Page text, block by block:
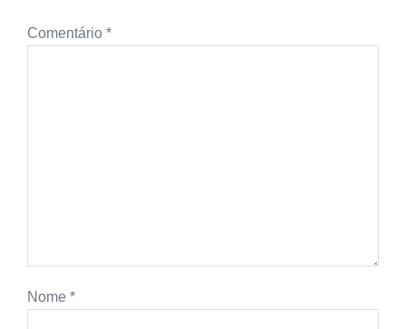
Comentário *
Nome *